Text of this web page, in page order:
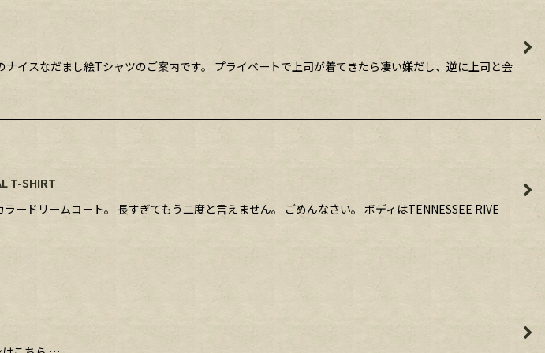
イスなだまし絵Tシャツのご案内です。 プライベートで上司が着てきたら凄い嫌だし、逆に上司と会
T-SHIRT
ードリームコート。 長すぎてもう二度と言えません。 ごめんなさい。 ボディはTENNESSEE RIVE